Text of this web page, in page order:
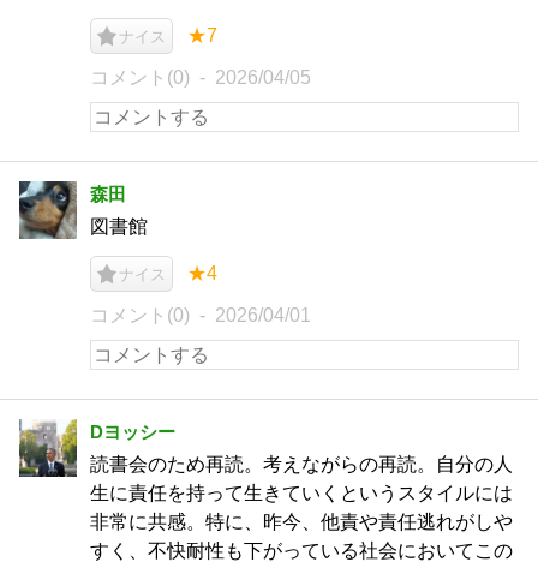
ナイス ★7
コメント(0) 2026/04/05
森田
図書館
ナイス ★4
コメント(0) 2026/04/01
Dヨッシー
読書会のため再読。考えながらの再読。自分の人
生に責任を持って生きていくというスタイルには
非常に共感。特に、昨今、他責や責任逃れがしや
すく、不快耐性も下がっている社会においてこの